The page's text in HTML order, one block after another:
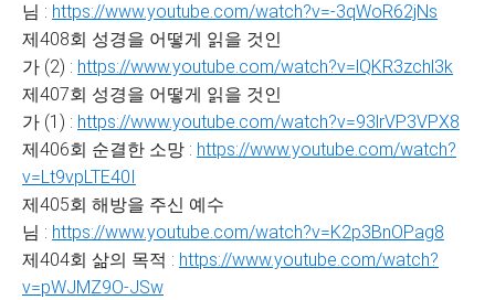
님 : https://www.youtube.com/watch?v=-3qWoR62jNs
제408회 성경을 어떻게 읽을 것인
가 (2) : https://www.youtube.com/watch?v=lQKR3zchl3k
제407회 성경을 어떻게 읽을 것인
가 (1) : https://www.youtube.com/watch?v=93lrVP3VPX8
제406회 순결한 소망 : https://www.youtube.com/watch?
v=Lt9vpLTE40I
제405회 해방을 주신 예수
님 : https://www.youtube.com/watch?v=K2p3BnOPag8
제404회 삶의 목적 : https://www.youtube.com/watch?
v=pWJMZ9O-JSw